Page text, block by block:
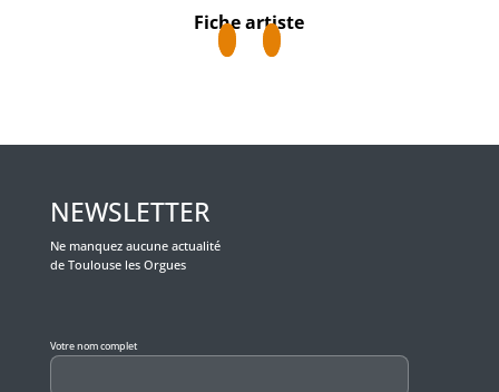
Fiche artiste
NEWSLETTER
Ne manquez aucune actualité
de Toulouse les Orgues
Votre nom complet